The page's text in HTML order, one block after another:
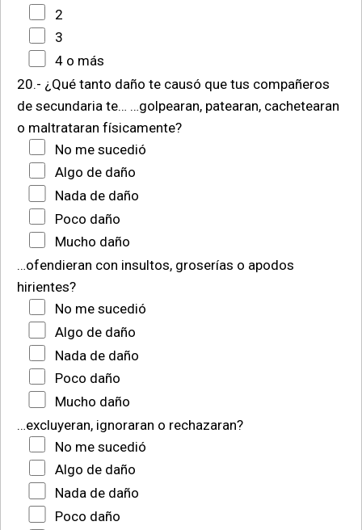
2
3
4 o más
20.- ¿Qué tanto daño te causó que tus compañeros
de secundaria te… …golpearan, patearan, cachetearan
o maltrataran físicamente?
No me sucedió
Algo de daño
Nada de daño
Poco daño
Mucho daño
…ofendieran con insultos, groserías o apodos
hirientes?
No me sucedió
Algo de daño
Nada de daño
Poco daño
Mucho daño
…excluyeran, ignoraran o rechazaran?
No me sucedió
Algo de daño
Nada de daño
Poco daño